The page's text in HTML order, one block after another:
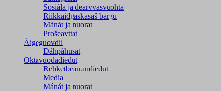
Sosiála ja dearvvasvuohta
Riikkaidgaskasaš bargu
Mánát ja nuorat
Prošeavttat
Áigeguovdil
Dáhpáhusat
Oktavuođadieđut
Rehketbearrandieđut
Media
Mánát ja nuorat